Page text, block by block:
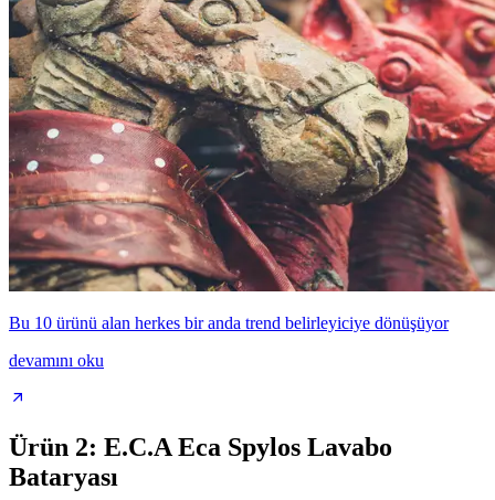
Bu 10 ürünü alan herkes bir anda trend belirleyiciye dönüşüyor
devamını oku
Ürün 2: E.C.A Eca Spylos Lavabo
Bataryası